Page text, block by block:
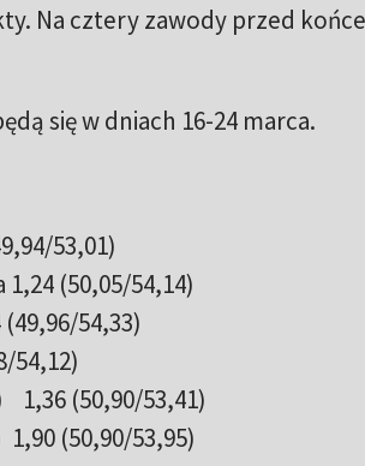
Na cztery zawody przed
się w dniach 16-24 marca.
53,01)
(50,05/54,14)
54,33)
54,12)
1,36 (50,90/53,41)
(50,90/53,95)